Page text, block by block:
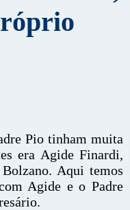
Pio tinham muita
era Agide Finardi,
Aqui temos
Agide e o Padre